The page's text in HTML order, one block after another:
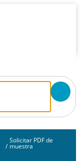
/
Solicitar PDF de
muestra